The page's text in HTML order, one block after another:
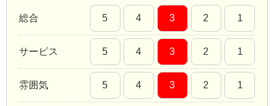
総合 5 4 3 2 1
サービス 5 4 3 2 1
雰囲気 5 4 3 2 1